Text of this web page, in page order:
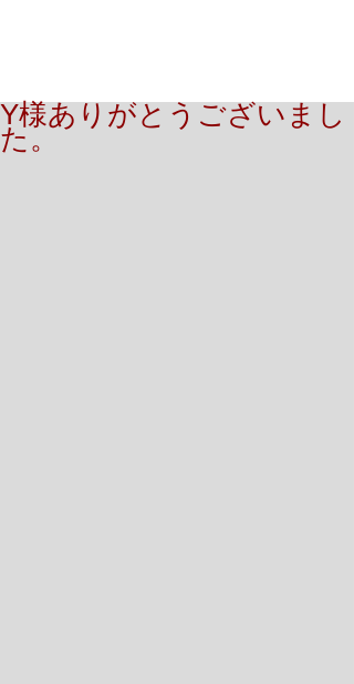
Y様ありがとうございまし
た。